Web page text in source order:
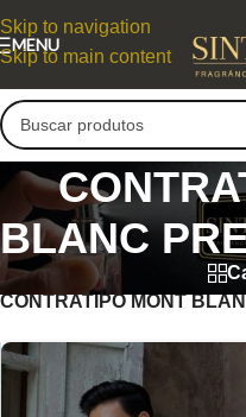
Skip to navigation
Skip to main content
MENU
BLANC
CONTRATIPO MONT